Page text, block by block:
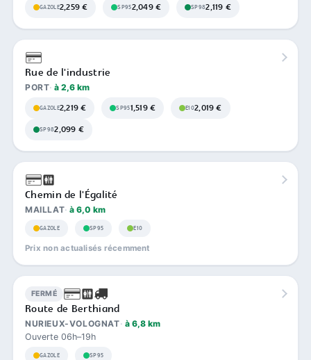
GAZOLE2,259 € SP952,049 € SP982,119 €
Rue de l'industrie
PORT à 2,6 km
GAZOLE2,219 € SP951,519 € E102,019 €
SP982,099 €
Chemin de l'Égalité
MAILLAT à 6,0 km
GAZOLE SP95 E10
Prix non actualisés récemment
FERMÉ
Route de Berthiand
NURIEUX-VOLOGNAT à 6,8 km
Ouverte 06h–19h
GAZOLE SP95